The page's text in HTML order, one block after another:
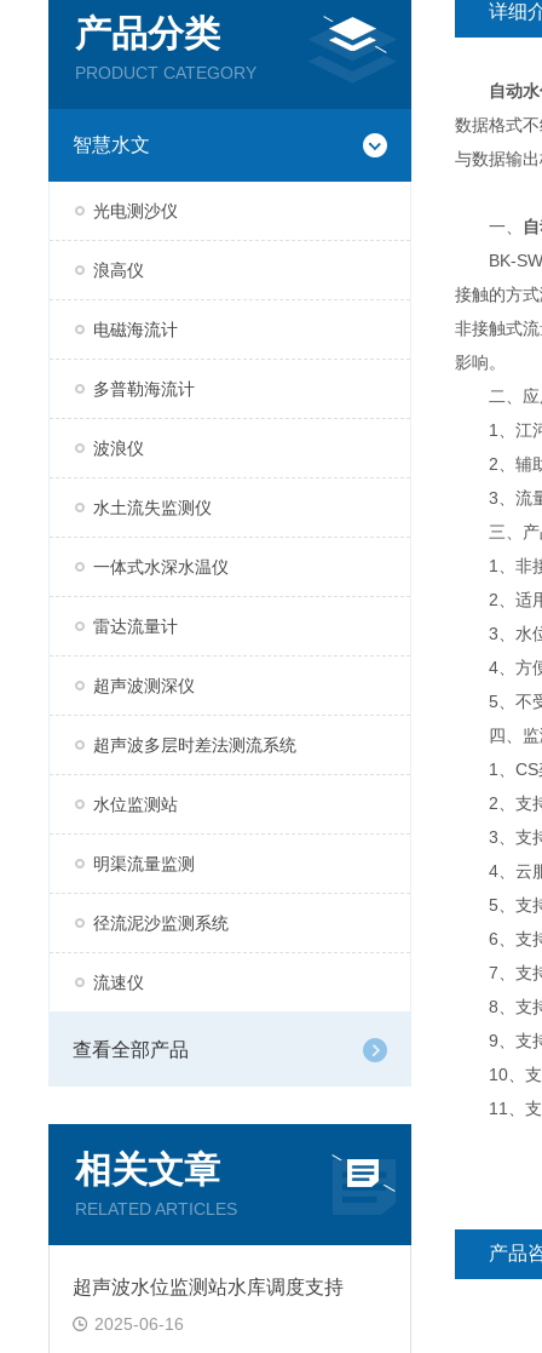
产品分类
PRODUCT CATEGORY
智慧水文
光电测沙仪
浪高仪
电磁海流计
多普勒海流计
波浪仪
水土流失监测仪
一体式水深水温仪
雷达流量计
超声波测深仪
超声波多层时差法测流系统
水位监测站
明渠流量监测
径流泥沙监测系统
流速仪
查看全部产品
相关文章
RELATED ARTICLES
超声波水位监测站水库调度支持
2025-06-16
详细
自动
数据格式
与数据输
一、
BK-SW2
接触的方
非接触式
影响。
二、应
1、江河
2、辅助
3、流量
三、产
1、非接
2、适用
3、水位
4、方便
5、不受
四、监
1、CS架
2、支持
3、支持
4、云服
5、支持
6、支持
7、支持
8、支持
9、支持
10、支
11、支
产品